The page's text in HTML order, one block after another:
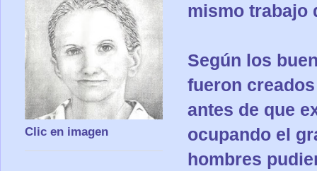
mismo trabajo
Según los
fueron
antes de que
ocupando el
hombres
Clic en imagen